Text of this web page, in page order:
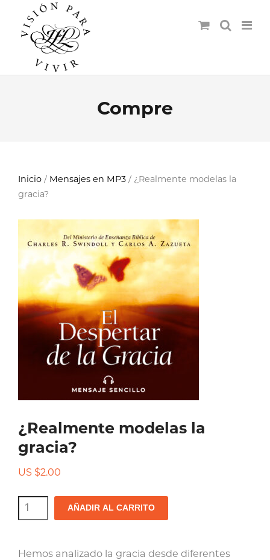
Compre
Inicio / Mensajes en MP3 / ¿Realmente modelas la
gracia?
¿Realmente modelas la
gracia?
US $2.00
¿Realmente
modelas
AÑADIR AL CARRITO
Hemos analizado la gracia desde diferentes